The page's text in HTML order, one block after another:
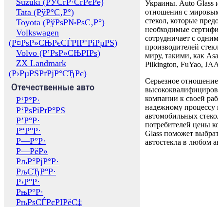
Suzuki (РЎСѓР·СѓРєРё)
Tata (РўР°С‚Р°)
Toyota (РўРѕР№РѕС‚Р°)
Volkswagen
(Р¤РѕР»СЊРєСЃРІР°РіРµРЅ)
Volvo (Р’РѕР»СЊРІРѕ)
ZX Landmark
(Р›РµРЅРґРјР°СЂРє)
Отечественные авто
Р‘Р°Р·
Р‘РѕРіРґР°РЅ
Р’Р°Р·
Р“Р°Р·
Р—Р°Р·
Р—РёР»
РљР°РјР°Р·
РљСЂР°Р·
Р›Р°Р·
РњР°Р·
РњРѕСЃРєРІРёС‡
Украины. Auto Glass
отношения с
стекол, которые
необходимые
сотрудничает с
производителей
миру, такими, как
Pilkington, FuYao,
Серьезное отношение
компании к своей
надежному процессу
автомобильных
потребителей цены
Glass поможет
автостекла в любом